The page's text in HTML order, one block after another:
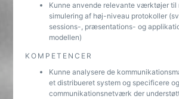
Kunne anvende relevante værktøjer til
simulering af høj-niveau protokoller
sessions-, præsentations- og
modellen)
KOMPETENCER
Kunne analysere de
et distribueret system og specificere
communikationsnetværk der